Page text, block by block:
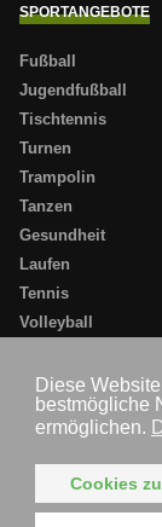
Diese
bestmögliche
ermöglichen.
Cookies
SPORTANGEBOTE
Fußball
Jugendfußball
Tischtennis
Turnen
Trampolin
Tanzen
Gesundheit
Laufen
Tennis
Volleyball
Sportabzeichen
Darts
Der Online-